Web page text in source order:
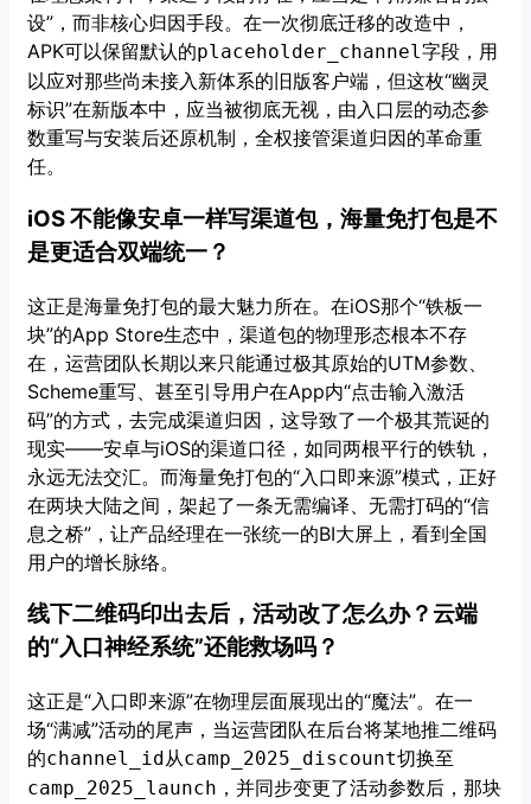
设”，而非核心归因手段。在一次彻底迁移的改造中，
APK可以保留默认的placeholder_channel字段，用
以应对那些尚未接入新体系的旧版客户端，但这枚“幽灵
标识”在新版本中，应当被彻底无视，由入口层的动态参
数重写与安装后还原机制，全权接管渠道归因的革命重
任。
iOS 不能像安卓一样写渠道包，海量免打包是不
是更适合双端统一？
这正是海量免打包的最大魅力所在。在iOS那个“铁板一
块”的App Store生态中，渠道包的物理形态根本不存
在，运营团队长期以来只能通过极其原始的UTM参数、
Scheme重写、甚至引导用户在App内“点击输入激活
码”的方式，去完成渠道归因，这导致了一个极其荒诞的
现实——安卓与iOS的渠道口径，如同两根平行的铁轨，
永远无法交汇。而海量免打包的“入口即来源”模式，正好
在两块大陆之间，架起了一条无需编译、无需打码的“信
息之桥”，让产品经理在一张统一的BI大屏上，看到全国
用户的增长脉络。
线下二维码印出去后，活动改了怎么办？云端
的“入口神经系统”还能救场吗？
这正是“入口即来源”在物理层面展现出的“魔法”。在一
场“满减”活动的尾声，当运营团队在后台将某地推二维码
的channel_id从camp_2025_discount切换至
camp_2025_launch ，并同步变更了活动参数后，那块